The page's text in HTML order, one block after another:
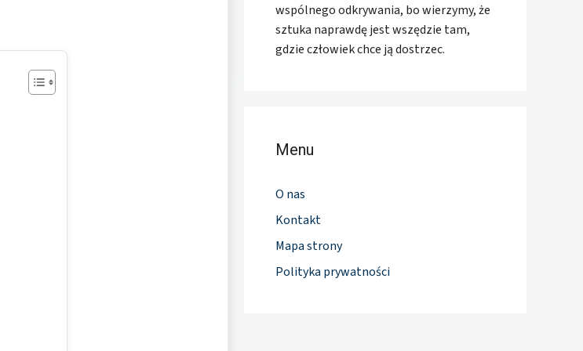
wspólnego odkrywania, bo wierzymy, że
sztuka naprawdę jest wszędzie tam,
gdzie człowiek chce ją dostrzec.
Menu
O nas
Kontakt
Mapa strony
Polityka prywatności